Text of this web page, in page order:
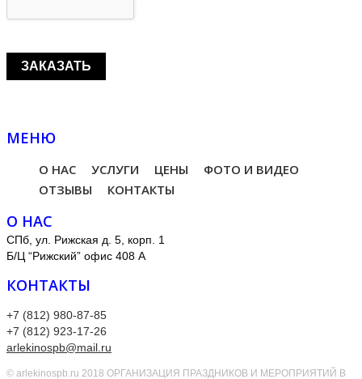
МЕНЮ
О НАС УСЛУГИ ЦЕНЫ
ФОТО И ВИДЕО
ОТЗЫВЫ
КОНТАКТЫ
О НАС
СПб, ул. Рижская д. 5, корп. 1
Б/Ц “Рижский” офис 408 А
КОНТАКТЫ
+7 (812) 980-87-85
+7 (812) 923-17-26
arlekinospb@mail.ru
© arlekinospb.ru 2018 ОРГАНИЗАЦИЯ ПРАЗДНИКОВ И МЕРОПРИЯТИЙ В